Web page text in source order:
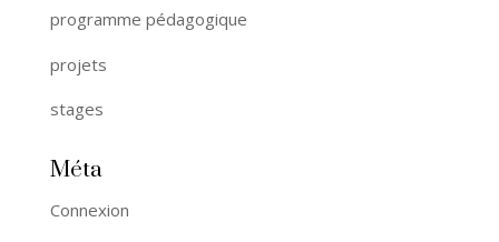
programme pédagogique
projets
stages
Méta
Connexion